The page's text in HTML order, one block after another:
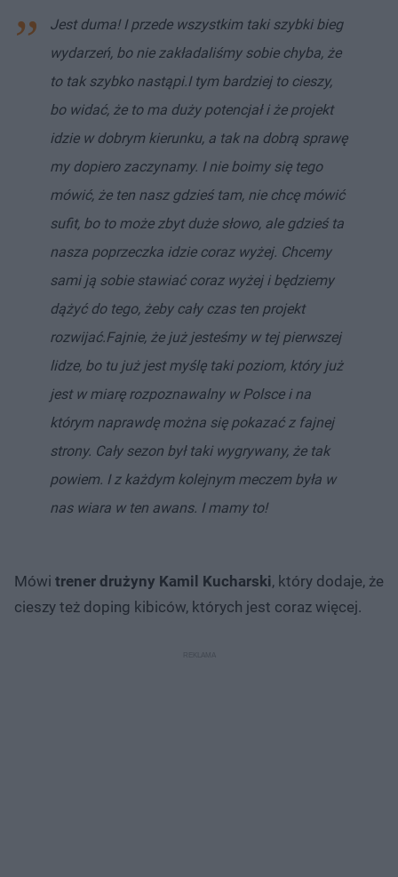
Jest duma! I przede wszystkim taki szybki bieg
wydarzeń, bo nie zakładaliśmy sobie chyba, że
to tak szybko nastąpi.I tym bardziej to cieszy,
bo widać, że to ma duży potencjał i że projekt
idzie w dobrym kierunku, a tak na dobrą sprawę
my dopiero zaczynamy. I nie boimy się tego
mówić, że ten nasz gdzieś tam, nie chcę mówić
sufit, bo to może zbyt duże słowo, ale gdzieś ta
nasza poprzeczka idzie coraz wyżej. Chcemy
sami ją sobie stawiać coraz wyżej i będziemy
dążyć do tego, żeby cały czas ten projekt
rozwijać.Fajnie, że już jesteśmy w tej pierwszej
lidze, bo tu już jest myślę taki poziom, który już
jest w miarę rozpoznawalny w Polsce i na
którym naprawdę można się pokazać z fajnej
strony. Cały sezon był taki wygrywany, że tak
powiem. I z każdym kolejnym meczem była w
nas wiara w ten awans. I mamy to!
Mówi trener drużyny Kamil Kucharski, który dodaje, że
cieszy też doping kibiców, których jest coraz więcej.